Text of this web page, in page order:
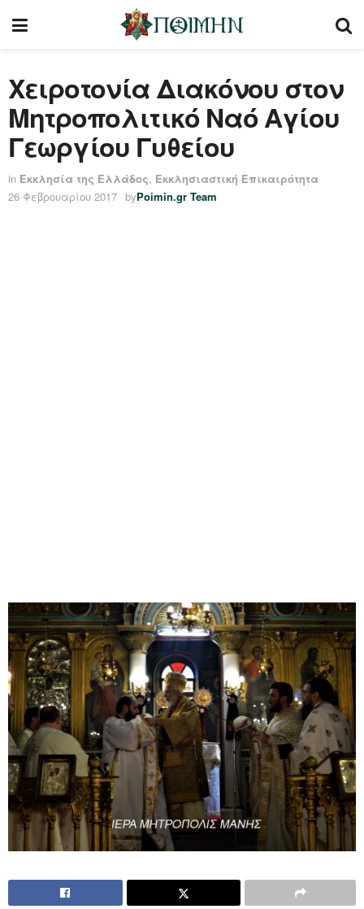
Χειροτονία Διακόνου στον
Μητροπολιτικό Ναό Αγίου
Γεωργίου Γυθείου
in Εκκλησία της Ελλάδος, Εκκλησιαστική Επικαιρότητα
26 Φεβρουαρίου 2017 byPoimin.gr Team